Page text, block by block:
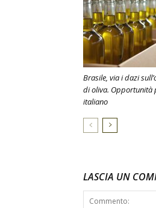
Brasile, via i dazi
di oliva. Opportunità
italiano
LASCIA UN